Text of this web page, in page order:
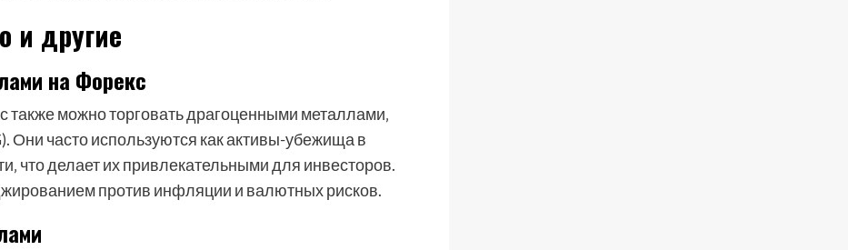
и другие
на Форекс
можно торговать драгоценными металлами‚
Они часто используются как активы-убежища в
что делает их привлекательными для инвесторов.
против инфляции и валютных рисков.